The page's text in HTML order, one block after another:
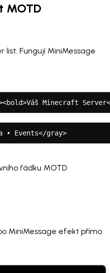
MOTD
Fungují MiniMessage
řádku MOTD
MiniMessage efekt přímo